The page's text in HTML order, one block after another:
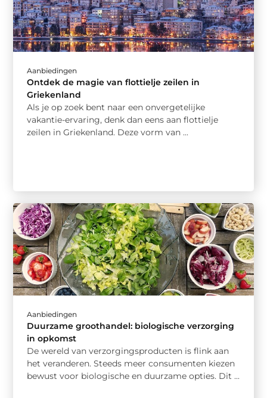
Aanbiedingen
Ontdek de magie van flottielje zeilen in
Griekenland
Als je op zoek bent naar een onvergetelijke
vakantie-ervaring, denk dan eens aan flottielje
zeilen in Griekenland. Deze vorm van ...
Aanbiedingen
Duurzame groothandel: biologische verzorging
in opkomst
De wereld van verzorgingsproducten is flink aan
het veranderen. Steeds meer consumenten kiezen
bewust voor biologische en duurzame opties. Dit ...